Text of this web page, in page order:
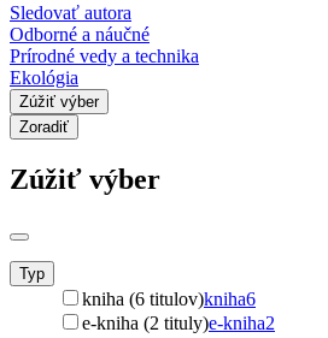
Sledovať autora
Odborné a náučné
Prírodné vedy a technika
Ekológia
Zúžiť výber
Zoradiť
Zúžiť výber
Typ
kniha (6 titulov)kniha6
e-kniha (2 tituly)e-kniha2